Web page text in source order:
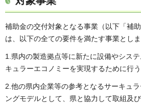
補助金の交付対象となる事業（以下「補
は、以下の全ての要件を満たす事業としま
1.県内の製造拠点等に新たに設備やシス
キュラーエコノミーを実現するために行う
2.他の県内企業等の参考となるサーキュ
ングモデルとして、県と協力して取組及